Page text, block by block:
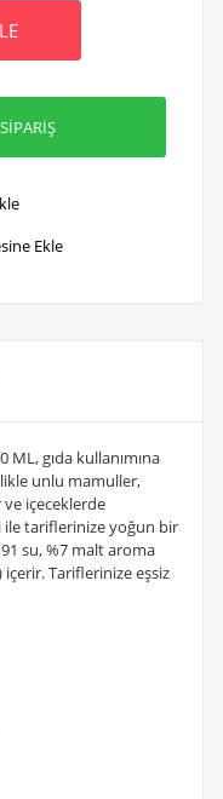
Ekle
gıda kullanımına
unlu mamuller,
içeceklerde
ile tariflerinize yoğun bir
su, %7 malt aroma
içerir. Tariflerinize eşsiz